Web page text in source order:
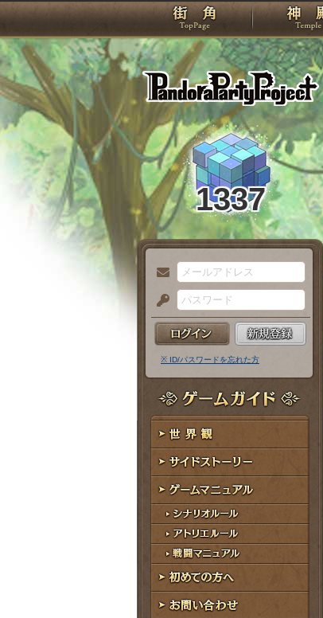
TOP
1337
メ
ー
ル
ア
ド
レ
ス
パ
ス
ー
ド
※ ID/パスワードを忘れた方
ゲームガイド
世界観
サイドストーリー
ゲームマニュアル
シナリオルール
アトリエルール
戦闘マニュアル
初めての方へ